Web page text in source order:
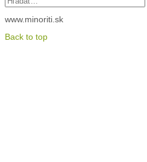
www.minoriti.sk
Back to top